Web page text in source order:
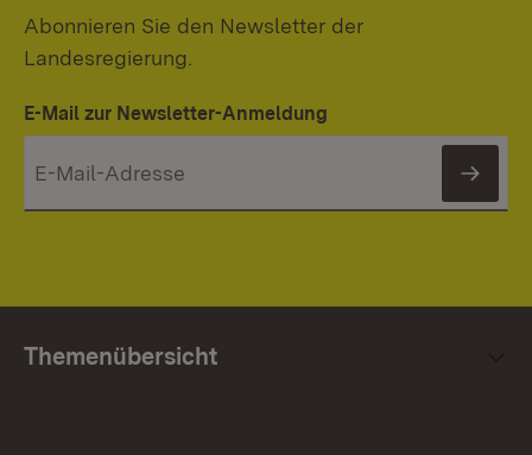
Abonnieren Sie den Newsletter der
Landesregierung.
E-Mail zur Newsletter-Anmeldung
Themenübersicht